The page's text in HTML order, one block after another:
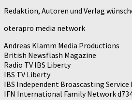
Redaktion, Autoren und Verlag
oterapro media network
Andreas Klamm Media Productions
British Newsflash Magazine
Radio TV IBS Liberty
IBS TV Liberty
IBS Independent Broascasting
IFN International Family Network